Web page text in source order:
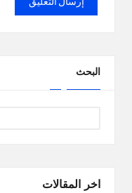
البحث
اخر المقالات